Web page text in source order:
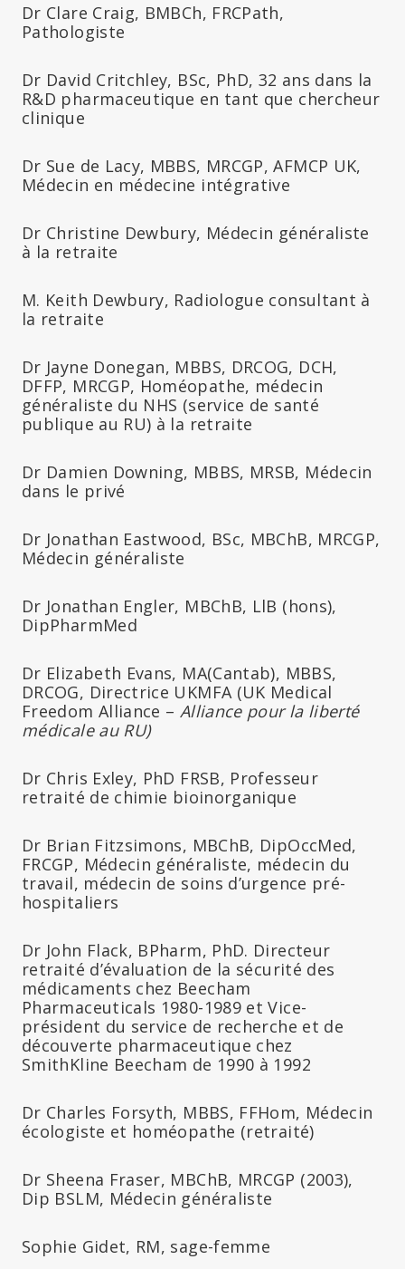
Dr Clare Craig, BMBCh, FRCPath,
Pathologiste
Dr David Critchley, BSc, PhD, 32 ans dans la
R&D pharmaceutique en tant que chercheur
clinique
Dr Sue de Lacy, MBBS, MRCGP, AFMCP UK,
Médecin en médecine intégrative
Dr Christine Dewbury, Médecin généraliste
à la retraite
M. Keith Dewbury, Radiologue consultant à
la retraite
Dr Jayne Donegan, MBBS, DRCOG, DCH,
DFFP, MRCGP, Homéopathe, médecin
généraliste du NHS (service de santé
publique au RU) à la retraite
Dr Damien Downing, MBBS, MRSB, Médecin
dans le privé
Dr Jonathan Eastwood, BSc, MBChB, MRCGP,
Médecin généraliste
Dr Jonathan Engler, MBChB, LlB (hons),
DipPharmMed
Dr Elizabeth Evans, MA(Cantab), MBBS,
DRCOG, Directrice UKMFA (UK Medical
Freedom Alliance – Alliance pour la liberté
médicale au RU)
Dr Chris Exley, PhD FRSB, Professeur
retraité de chimie bioinorganique
Dr Brian Fitzsimons, MBChB, DipOccMed,
FRCGP, Médecin généraliste, médecin du
travail, médecin de soins d’urgence pré-
hospitaliers
Dr John Flack, BPharm, PhD. Directeur
retraité d’évaluation de la sécurité des
médicaments chez Beecham
Pharmaceuticals 1980-1989 et Vice-
président du service de recherche et de
découverte pharmaceutique chez
SmithKline Beecham de 1990 à 1992
Dr Charles Forsyth, MBBS, FFHom, Médecin
écologiste et homéopathe (retraité)
Dr Sheena Fraser, MBChB, MRCGP (2003),
Dip BSLM, Médecin généraliste
Sophie Gidet, RM, sage-femme